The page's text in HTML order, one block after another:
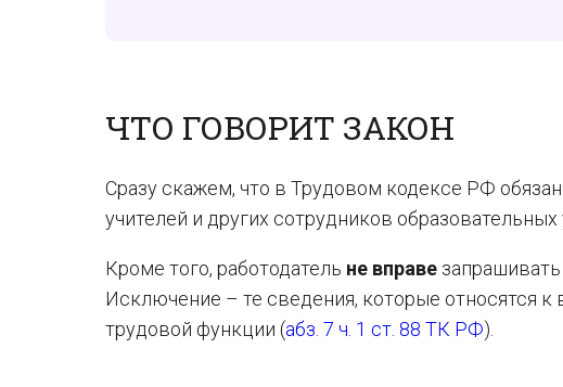
ЧТО ГОВОРИТ ЗАКОН
Сразу скажем, что в Трудовом кодексе РФ
учителей и других сотрудников
Кроме того, работодатель не вправе
Исключение – те сведения, которые относятся
трудовой функции (абз. 7 ч. 1 ст. 88 ТК РФ).